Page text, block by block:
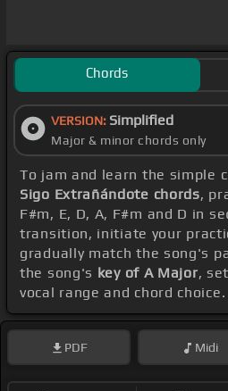
Chords
VERSION: Simplified
Major & minor chords only
To jam and learn the simple
Sigo Extrañándote chords,
F#m, E, D, A, F#m and D in
transition, initiate your
gradually match the song's
the song's key of A Major,
vocal range and chord choice.
PDF Midi